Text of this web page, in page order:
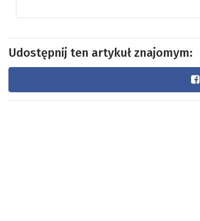
Udostępnij ten artykuł znajomym: